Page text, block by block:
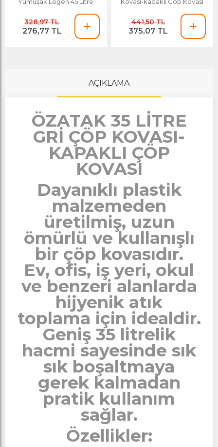
Yumuşak Leğen 45 Litre
328,97 TL
276,77 TL
Kovası-kapaklı Çöp Kovası
441,50 TL
375,07 TL
AÇIKLAMA
ÖZATAK 35 LİTRE
GRİ ÇÖP KOVASI-
KAPAKLI ÇÖP
KOVASI
Dayanıklı plastik
malzemeden
üretilmiş, uzun
ömürlü ve kullanışlı
bir çöp kovasıdır.
Ev, ofis, iş yeri, okul
ve benzeri alanlarda
hijyenik atık
toplama için idealdir.
Geniş 35 litrelik
hacmi sayesinde sık
sık boşaltmaya
gerek kalmadan
pratik kullanım
sağlar.
Özellikler: